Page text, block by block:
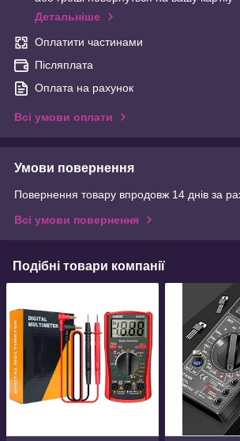
Детальніше
Оплатити частинами
Післяплата
Оплата на рахунок
Всі умови оплати
Умови повернення
Повернення товару впродовж 14 днів за
Всі умови повернення
Подібні товари компанії